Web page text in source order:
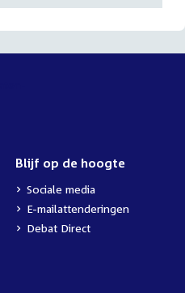
Blijf op de hoogte
Sociale media
E-mailattenderingen
Debat Direct